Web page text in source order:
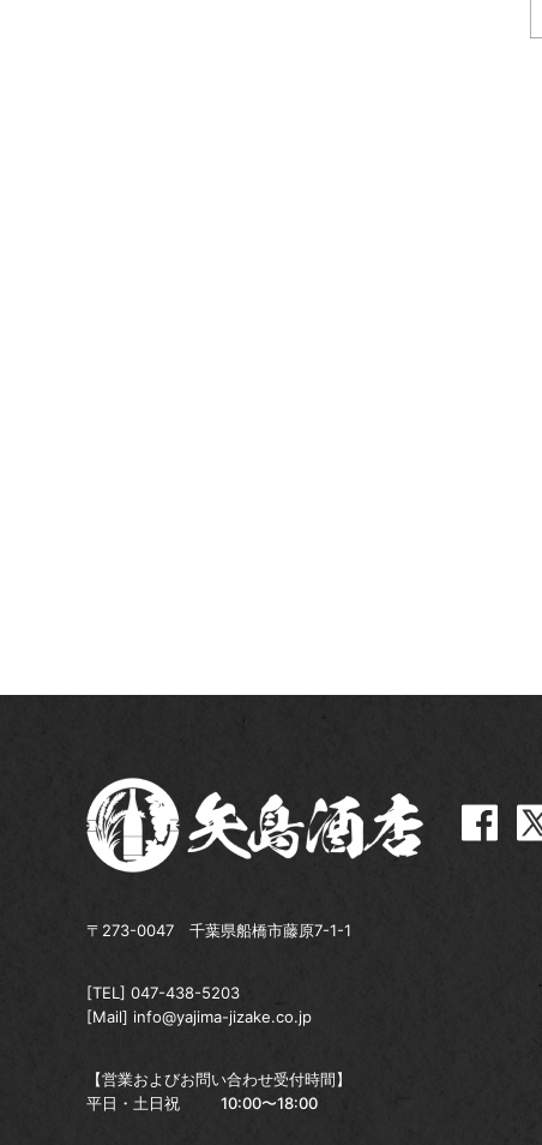
〒273-0047 千葉県船橋市藤原7-1-1
[TEL] 047-438-5203
[Mail] info@yajima-jizake.co.jp
【営業およびお問い合わせ受付時間】
平日・土日祝
10:00〜18:00